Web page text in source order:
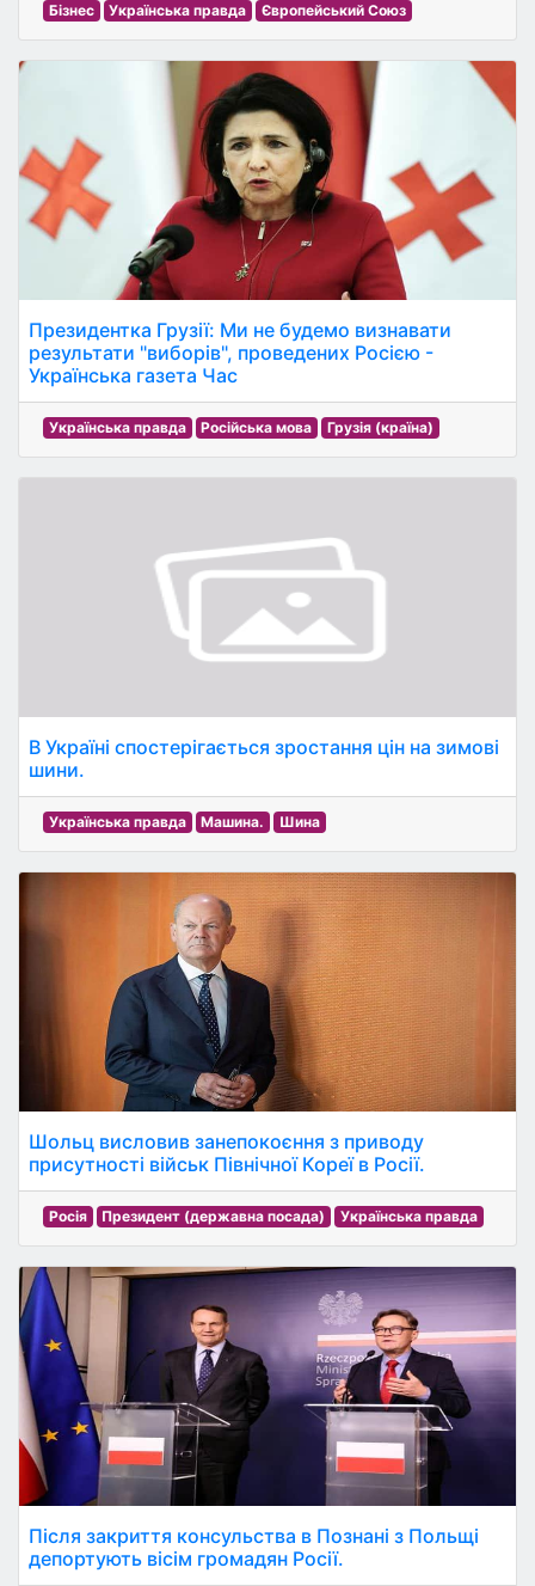
Бізнес Українська правда Європейський Союз
Президентка Грузії: Ми не будемо визнавати
результати "виборів", проведених Росією -
Українська газета Час
Українська правда Російська мова Грузія (країна)
В Україні спостерігається зростання цін на зимові
шини.
Українська правда Машина. Шина
Шольц висловив занепокоєння з приводу
присутності військ Північної Кореї в Росії.
Росія Президент (державна посада) Українська правда
Після закриття консульства в Познані з Польщі
депортують вісім громадян Росії.